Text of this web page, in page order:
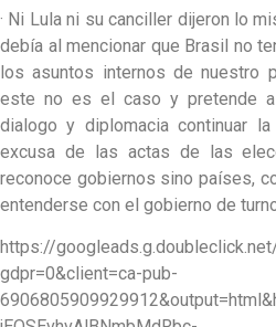
· Ni Lula ni su canciller dijeron lo
debía al mencionar que Brasil no
los asuntos internos de nuestro
este no es el caso y pretende
dialogo y diplomacia continuar
excusa de las actas de las
reconoce gobiernos sino países,
entenderse con el gobierno de
https://
gdpr=0&client=ca-pub-